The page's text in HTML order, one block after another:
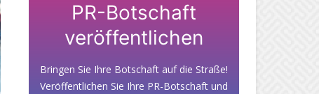
PR-Botschaft
veröffentlichen
Bringen Sie Ihre Botschaft auf die Straße!
Veröffentlichen Sie Ihre PR-Botschaft und